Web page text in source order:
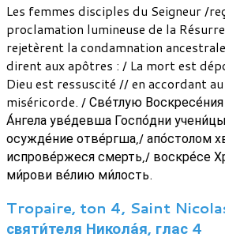
Les femmes disciples du Seigneur /
proclamation lumineuse de la
rejetèrent la condamnation
dirent aux apôtres : / La mort est
Dieu est ressuscité // en accordant
miséricorde. / Све́тлую
А́нгела уве́девша Госпо́дни
осужде́ние отве́ргша,/ апо́столом
испрове́ржеся смерть,/ воскре́се
ми́рови ве́лию ми́лость.
Tropaire, ton 4, Saint
святи́теля Никола́я, глас 4